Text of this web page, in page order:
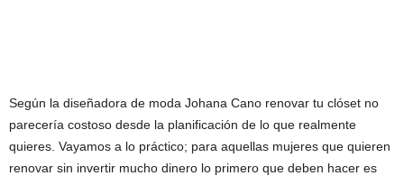
Según la diseñadora de moda Johana Cano renovar tu clóset no
parecería costoso desde la planificación de lo que realmente
quieres. Vayamos a lo práctico; para aquellas mujeres que quieren
renovar sin invertir mucho dinero lo primero que deben hacer es